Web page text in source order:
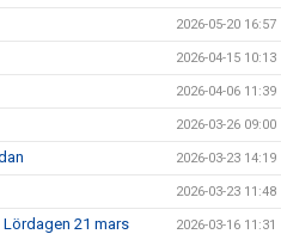
2026-05-20 16:57
2026-04-15 10:13
2026-04-06 11:39
2026-03-26 09:00
2026-03-23 14:19
2026-03-23 11:48
21 mars 2026-03-16 11:31